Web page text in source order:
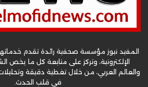
المفيد نيوز مؤسسة صحفية رائدة تقدم خدماتها
الإلكترونية، وتركز على متابعة كل ما يخص
والعالم العربي، من خلال تغطية دقيقة
في قلب الحدث.